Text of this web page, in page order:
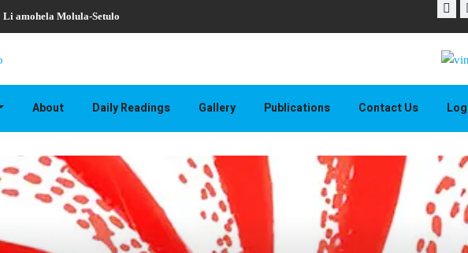
Li amohela Molula-Setulo
About Daily Readings Gallery Publications Contact Us